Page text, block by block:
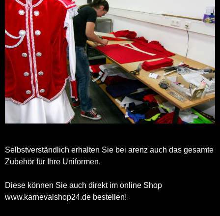
Selbstverständlich erhalten Sie bei arenz auch das gesamte
Zubehör für Ihre Uniformen.
Diese können Sie auch direkt im online Shop
www.karnevalshop24.de bestellen!